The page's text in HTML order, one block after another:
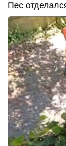
Пес